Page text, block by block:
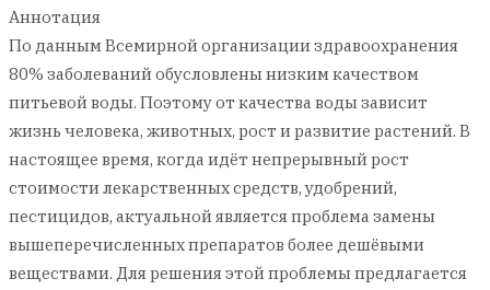
Аннотация
По данным Всемирной организации здравоохранения
80% заболеваний обусловлены низким качеством
питьевой воды. Поэтому от качества воды зависит
жизнь человека, животных, рост и развитие растений. В
настоящее время, когда идёт непрерывный рост
стоимости лекарственных средств, удобрений,
пестицидов, актуальной является проблема замены
вышеперечисленных препаратов более дешёвыми
веществами. Для решения этой проблемы предлагается